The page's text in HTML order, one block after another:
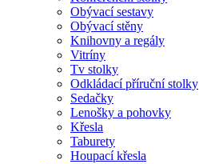
Obývací sestavy
Obývací stěny
Knihovny a regály
Vitríny
Tv stolky
Odkládací příruční stolky
Sedačky
Lenošky a pohovky
Křesla
Taburety
Houpací křesla